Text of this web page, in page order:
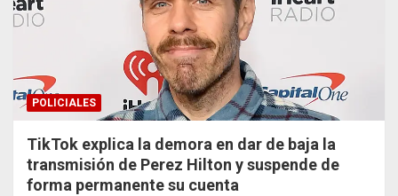
POLICIALES
TikTok explica la demora en dar de baja la
transmisión de Perez Hilton y suspende de
forma permanente su cuenta